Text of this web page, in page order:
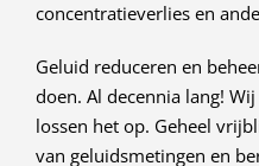
concentratieverlies en
Geluid reduceren en
doen. Al decennia lang!
lossen het op. Geheel
van geluidsmetingen en